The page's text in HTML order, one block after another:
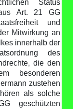
Status
Art. 21 GG
und
Mitwirkung an
innerhalb der
des
die den
besonderen
zustehen
als solche
geschützten